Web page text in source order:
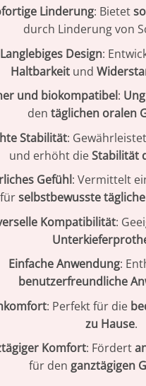
Linderung: Bietet
durch Linderung von
Langlebiges Design:
Haltbarkeit und
und biokompatibel:
dentäglichen oralen
Stabilität:
und erhöht dieStabilität
Gefühl: Vermittelt
fürselbstbewusste
Kompatibilität:
Einfache Anwendung:
benutzerfreundliche
: Perfekt für die
zu Hause.
Komfort: Fördert
für denganztägigen